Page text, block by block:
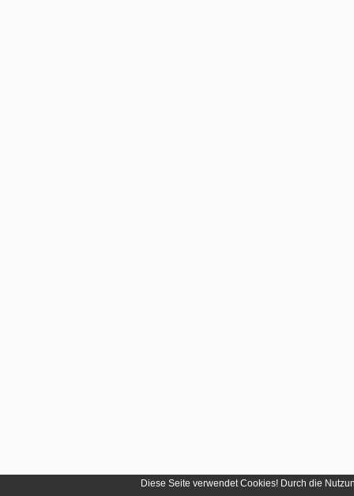
Diese Seite verwendet Cookies! Durch die